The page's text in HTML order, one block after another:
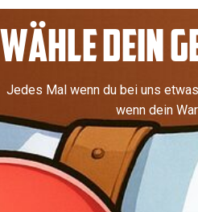
WÄHLE DEIN
Jedes Mal wenn du bei uns
wenn dein